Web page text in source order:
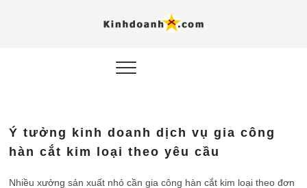
Ý tưởng kinh doanh dịch vụ gia công
hàn cắt kim loại theo yêu cầu
Nhiều xưởng sản xuất nhỏ cần gia công hàn cắt kim loại theo đơn